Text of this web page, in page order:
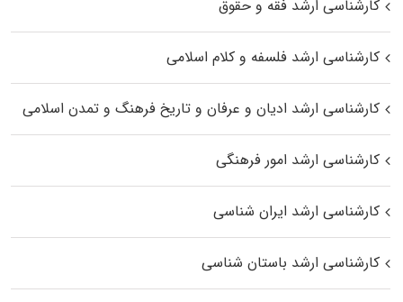
کارشناسی ارشد فقه و حقوق
کارشناسی ارشد فلسفه و کلام اسلامی
کارشناسی ارشد ادیان و عرفان و تاریخ فرهنگ و تمدن اسلامی
کارشناسی ارشد امور فرهنگی
کارشناسی ارشد ایران شناسی
کارشناسی ارشد باستان شناسی